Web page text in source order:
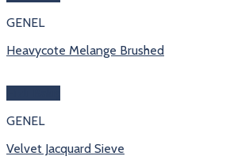
GENEL
Heavycote Melange Brushed
GENEL
Velvet Jacquard Sieve